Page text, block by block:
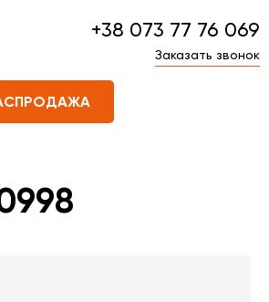
+38 073 77 76 069
Заказать звонок